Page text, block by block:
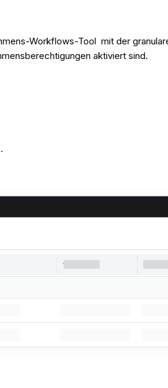
Workflows-Tool mit der
aktiviert sind.